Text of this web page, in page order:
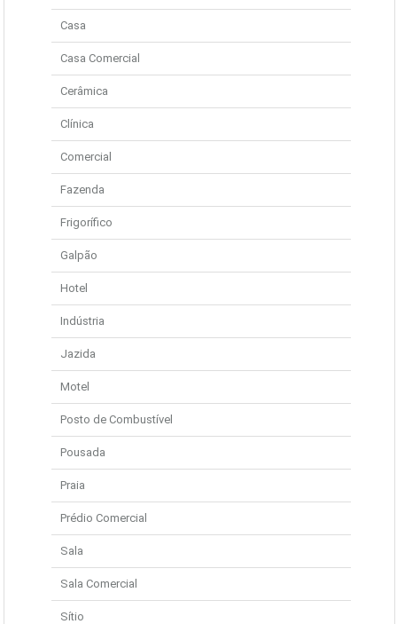
Casa
Casa Comercial
Cerâmica
Clínica
Comercial
Fazenda
Frigorífico
Galpão
Hotel
Indústria
Jazida
Motel
Posto de Combustível
Pousada
Praia
Prédio Comercial
Sala
Sala Comercial
Sítio